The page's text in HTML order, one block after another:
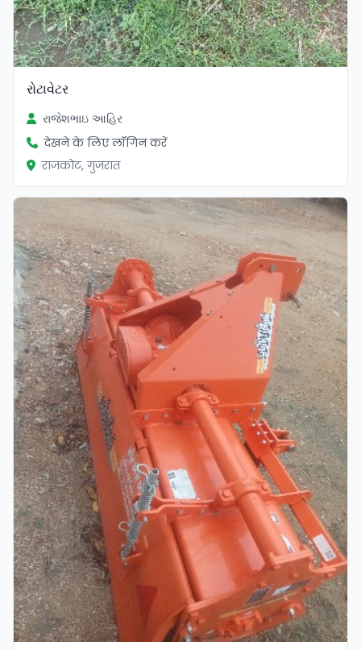
રોટાવેટર
રાજેશભાઇ આહિર
देखने के लिए लॉगिन करें
राजकोट, गुजरात